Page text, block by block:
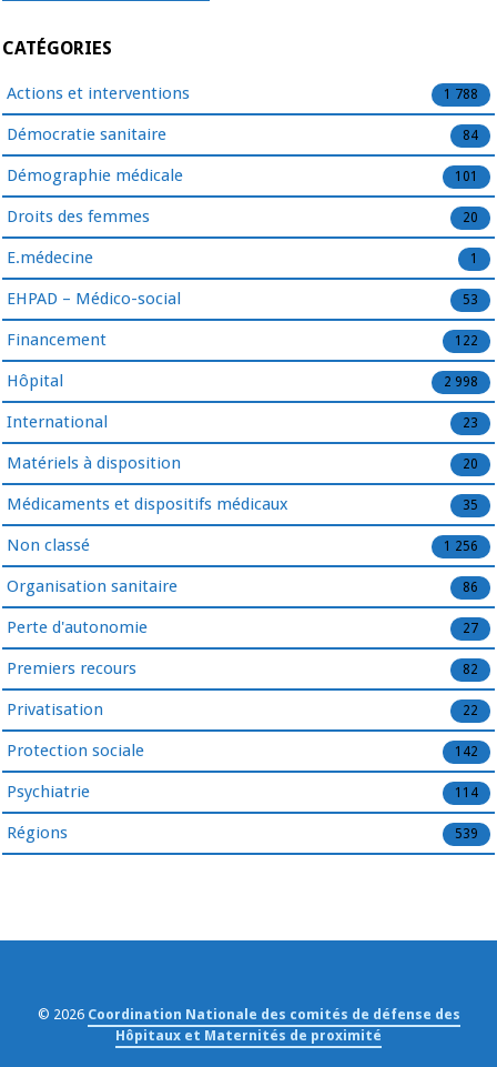
CATÉGORIES
Actions et interventions 1 788
Démocratie sanitaire 84
Démographie médicale 101
Droits des femmes 20
E.médecine 1
EHPAD – Médico-social 53
Financement 122
Hôpital 2 998
International 23
Matériels à disposition 20
Médicaments et dispositifs médicaux 35
Non classé 1 256
Organisation sanitaire 86
Perte d'autonomie 27
Premiers recours 82
Privatisation 22
Protection sociale 142
Psychiatrie 114
Régions 539
© 2026 Coordination Nationale des comités de défense des
Hôpitaux et Maternités de proximité